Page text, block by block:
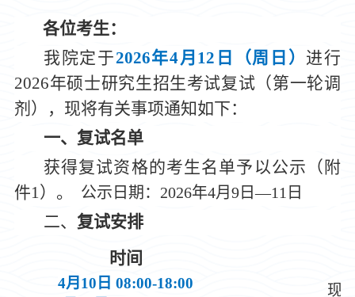
各位考生：
我院定于2026年4月12日（周日 ） 进行
2026年硕士研究生招生考试复试（第一轮调
剂），现将有关事项通知如下：
一、复试名单
获得复试资格的考生名单予以公示（附
件1）。 公示日期：2026年4月 9日—11 日
二、 复试安排
时间
4月10日 08:00-18:00
现